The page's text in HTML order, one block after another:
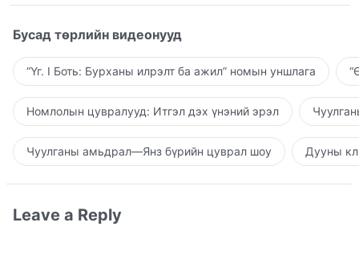
Бусад төрлийн видеонууд
“Үг. I Боть: Бурханы илрэлт ба ажил” номын уншлага
Номлолын цувралууд: Итгэл дэх үнэний эрэл
Чуулганы амьдрал—Янз бүрийн цуврал шоу Дууны
Leave a Reply